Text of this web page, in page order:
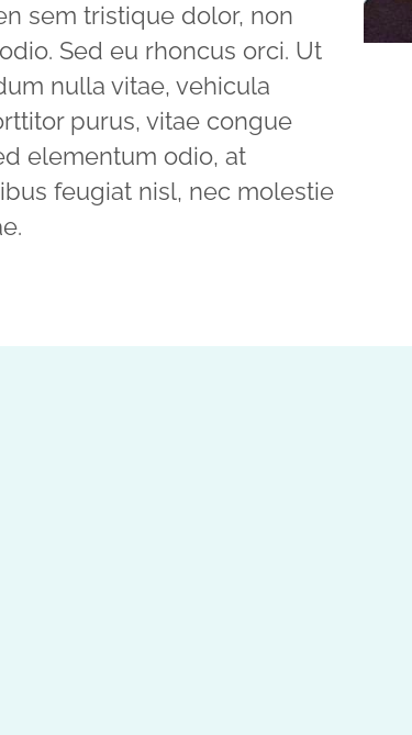
sem tristique dolor, non
Sed eu rhoncus orci. Ut
nulla vitae, vehicula
purus, vitae congue
elementum odio, at
feugiat nisl, nec molestie